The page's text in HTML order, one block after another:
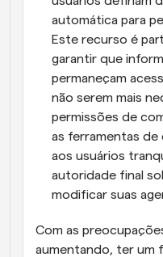
automática para
Este recurso é
garantir que
permaneçam
não serem mais
permissões de
as ferramentas de
aos usuários
autoridade final
modificar suas
Com as
aumentando, ter um